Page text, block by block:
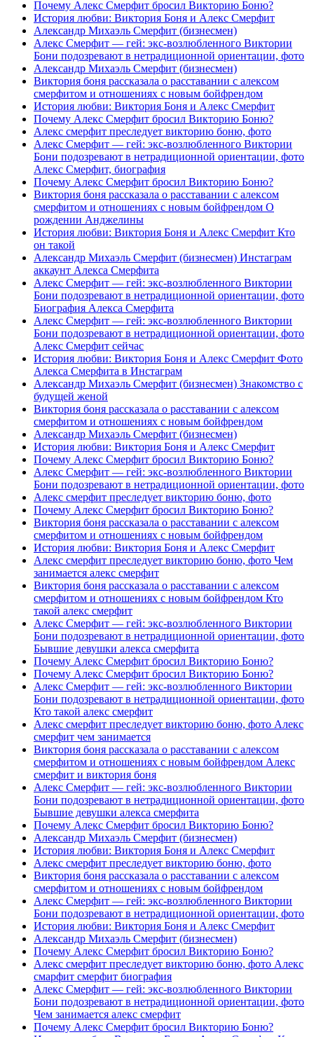
Почему Алекс Смерфит бросил Викторию Боню?
История любви: Виктория Боня и Алекс Смерфит
Александр Михаэль Смерфит (бизнесмен)
Алекс Смерфит — гей: экс-возлюбленного Виктории
Бони подозревают в нетрадиционной ориентации, фото
Александр Михаэль Смерфит (бизнесмен)
Виктория боня рассказала о расставании с алексом
смерфитом и отношениях с новым бойфрендом
История любви: Виктория Боня и Алекс Смерфит
Почему Алекс Смерфит бросил Викторию Боню?
Алекс смерфит преследует викторию боню, фото
Алекс Смерфит — гей: экс-возлюбленного Виктории
Бони подозревают в нетрадиционной ориентации, фото
Алекс Смерфит, биография
Почему Алекс Смерфит бросил Викторию Боню?
Виктория боня рассказала о расставании с алексом
смерфитом и отношениях с новым бойфрендом О
рождении Анджелины
История любви: Виктория Боня и Алекс Смерфит Кто
он такой
Александр Михаэль Смерфит (бизнесмен) Инстаграм
аккаунт Алекса Смерфита
Алекс Смерфит — гей: экс-возлюбленного Виктории
Бони подозревают в нетрадиционной ориентации, фото
Биография Алекса Смерфита
Алекс Смерфит — гей: экс-возлюбленного Виктории
Бони подозревают в нетрадиционной ориентации, фото
Алекс Смерфит сейчас
История любви: Виктория Боня и Алекс Смерфит Фото
Алекса Смерфита в Инстаграм
Александр Михаэль Смерфит (бизнесмен) Знакомство с
будущей женой
Виктория боня рассказала о расставании с алексом
смерфитом и отношениях с новым бойфрендом
Александр Михаэль Смерфит (бизнесмен)
История любви: Виктория Боня и Алекс Смерфит
Почему Алекс Смерфит бросил Викторию Боню?
Алекс Смерфит — гей: экс-возлюбленного Виктории
Бони подозревают в нетрадиционной ориентации, фото
Алекс смерфит преследует викторию боню, фото
Почему Алекс Смерфит бросил Викторию Боню?
Виктория боня рассказала о расставании с алексом
смерфитом и отношениях с новым бойфрендом
История любви: Виктория Боня и Алекс Смерфит
Алекс смерфит преследует викторию боню, фото Чем
занимается алекс смерфит
Виктория боня рассказала о расставании с алексом
смерфитом и отношениях с новым бойфрендом Кто
такой алекс смерфит
Алекс Смерфит — гей: экс-возлюбленного Виктории
Бони подозревают в нетрадиционной ориентации, фото
Бывшие девушки алекса смерфита
Почему Алекс Смерфит бросил Викторию Боню?
Почему Алекс Смерфит бросил Викторию Боню?
Алекс Смерфит — гей: экс-возлюбленного Виктории
Бони подозревают в нетрадиционной ориентации, фото
Кто такой алекс смерфит
Алекс смерфит преследует викторию боню, фото Алекс
смерфит чем занимается
Виктория боня рассказала о расставании с алексом
смерфитом и отношениях с новым бойфрендом Алекс
смерфит и виктория боня
Алекс Смерфит — гей: экс-возлюбленного Виктории
Бони подозревают в нетрадиционной ориентации, фото
Бывшие девушки алекса смерфита
Почему Алекс Смерфит бросил Викторию Боню?
Александр Михаэль Смерфит (бизнесмен)
История любви: Виктория Боня и Алекс Смерфит
Алекс смерфит преследует викторию боню, фото
Виктория боня рассказала о расставании с алексом
смерфитом и отношениях с новым бойфрендом
Алекс Смерфит — гей: экс-возлюбленного Виктории
Бони подозревают в нетрадиционной ориентации, фото
История любви: Виктория Боня и Алекс Смерфит
Александр Михаэль Смерфит (бизнесмен)
Почему Алекс Смерфит бросил Викторию Боню?
Алекс смерфит преследует викторию боню, фото Алекс
смарфит смерфит биография
Алекс Смерфит — гей: экс-возлюбленного Виктории
Бони подозревают в нетрадиционной ориентации, фото
Чем занимается алекс смерфит
Почему Алекс Смерфит бросил Викторию Боню?